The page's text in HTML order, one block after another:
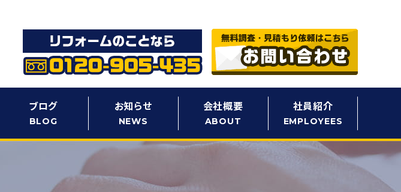
ブログ
BLOG
お知らせ
NEWS
会社概要
ABOUT
社員紹介
EMPLOYEES